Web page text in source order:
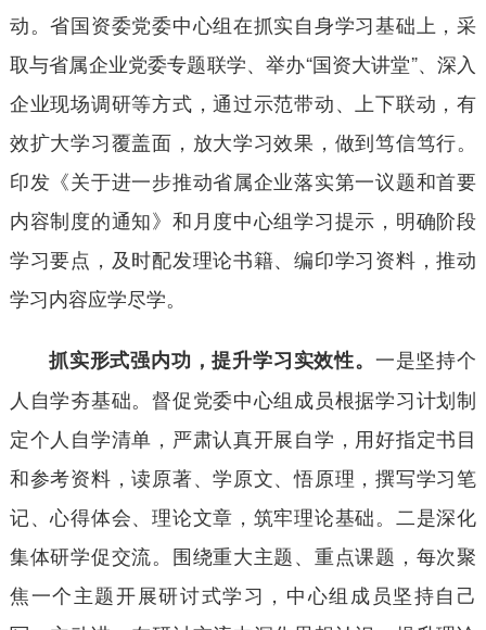
动。省国资委党委中心组在抓实自身学习基础上，采
取与省属企业党委专题联学、举办“国资大讲堂”、深入
企业现场调研等方式，通过示范带动、上下联动，有
效扩大学习覆盖面，放大学习效果，做到笃信笃行。
印发《关于进一步推动省属企业落实第一议题和首要
内容制度的通知》和月度中心组学习提示，明确阶段
学习要点，及时配发理论书籍、编印学习资料，推动
学习内容应学尽学。
抓实形式强内功，提升学习实效性。 一是坚持个
人自学夯基础。督促党委中心组成员根据学习计划制
定个人自学清单，严肃认真开展自学，用好指定书目
和参考资料，读原著、学原文、悟原理，撰写学习笔
记、心得体会、理论文章，筑牢理论基础。二是深化
集体研学促交流。围绕重大主题、重点课题，每次聚
焦一个主题开展研讨式学习，中心组成员坚持自己